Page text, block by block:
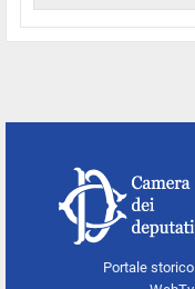
Portale storico